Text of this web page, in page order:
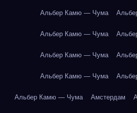
Альбер Камю — Чума
Альбер Камю — Чума
Альбер Камю — Чума
Альбер Камю — Чума
Альбер Камю — Чума Амстердам